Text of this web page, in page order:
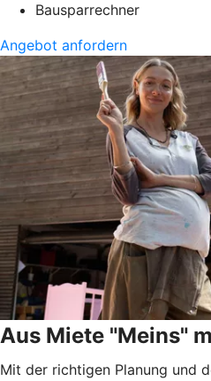
Bausparrechner
Angebot anfordern
Aus Miete "Meins"
Mit der richtigen Planung und